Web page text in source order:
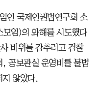
인 국제인권법연구회 소
모임)의 와해를 시도했다
비위를 감추려고 검찰
공보관실 운영비를 불법
지 않았다.